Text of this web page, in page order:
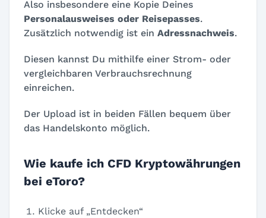
Also insbesondere eine Kopie Deines
Personalausweises oder Reisepasses.
Zusätzlich notwendig ist ein Adressnachweis.
Diesen kannst Du mithilfe einer Strom- oder
vergleichbaren Verbrauchsrechnung
einreichen.
Der Upload ist in beiden Fällen bequem über
das Handelskonto möglich.
Wie kaufe ich CFD Kryptowährungen
bei eToro?
Klicke auf „Entdecken“